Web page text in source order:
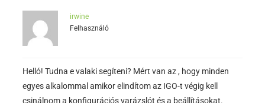
irwine
Felhasználó
Helló! Tudna e valaki segíteni? Mért van az , hogy minden
egyes alkalommal amikor elindítom az IGO-t végig kell
csinálnom a konfigurációs varázslót és a beállításokat.